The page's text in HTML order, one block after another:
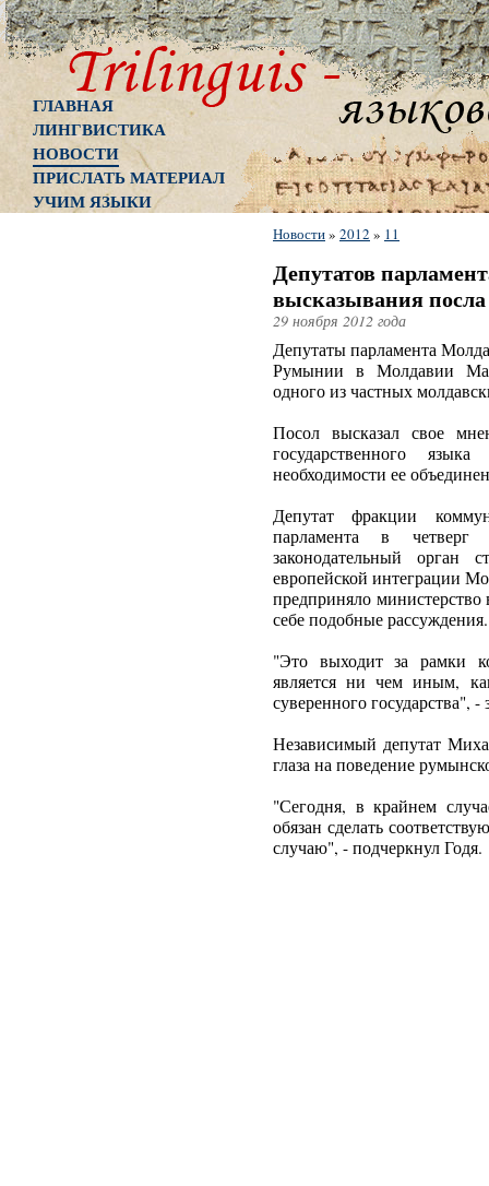
ГЛАВНАЯ
ЛИНГВИСТИКА
НОВОСТИ
ПРИСЛАТЬ МАТЕРИАЛ
УЧИМ ЯЗЫКИ
Новости» 2012 » 11
Депутатов
высказывания
29 ноября 2012 года
Депутаты парламента
Румынии в Молдавии
одного из частных
Посол высказал свое
государственного
необходимости ее
Депутат фракции
парламента в четверг
законодательный орган
европейской интеграции
предприняло
себе подобные рассуждения.
"Это выходит за рамки
является ни чем иным,
суверенного государства", -
Независимый депутат
глаза на поведение
"Сегодня, в крайнем
обязан сделать
случаю", - подчеркнул Годя.